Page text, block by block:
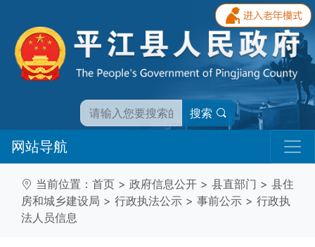
搜索
网站导航
当前位置： 首页 > 政府信息公开 > 县直部门 > 县住
房和城乡建设局 > 行政执法公示 > 事前公示 > 行政执
法人员信息